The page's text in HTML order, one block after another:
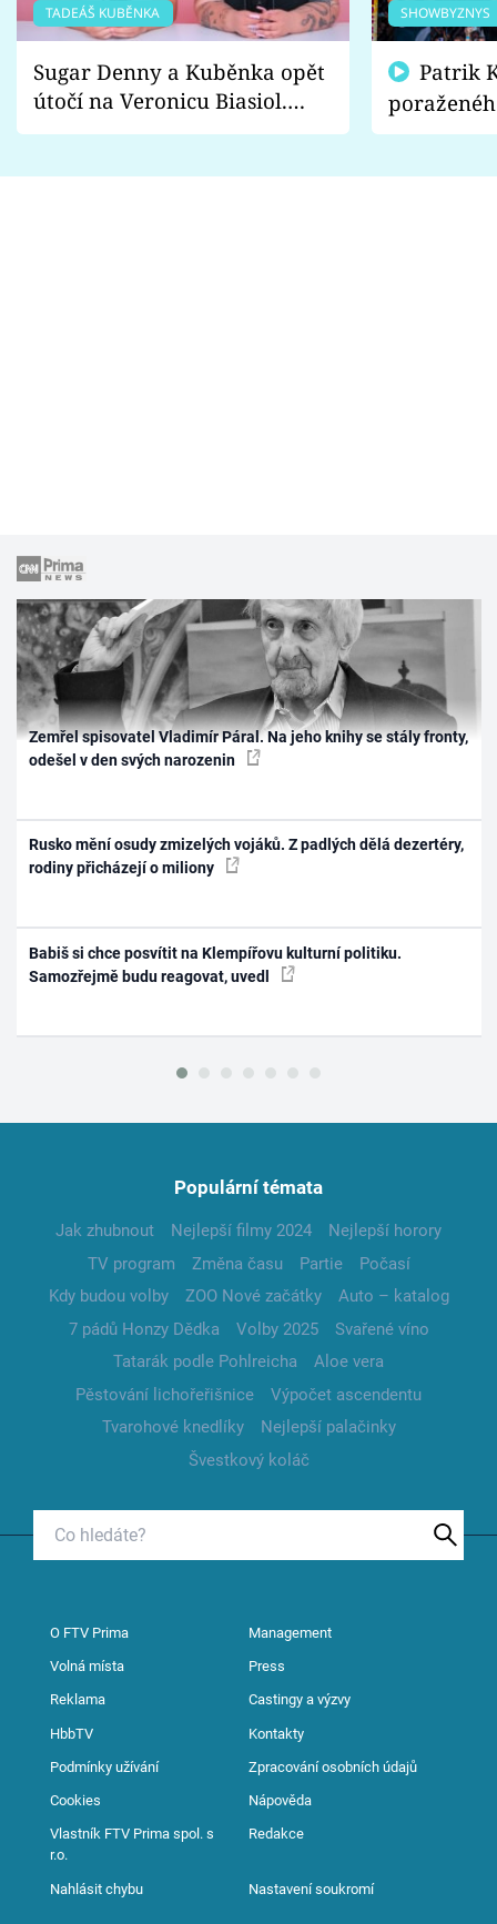
TADEÁŠ KUBĚNKA
Sugar Denny a Kuběnka opět
útočí na Veronicu Biasiol.
Proč je podle nich falešná a
SHOWBYZNYS
fanoušci
Zemřel spisovatel Vladimír Páral. Na jeho knihy se stály fronty,
odešel v den svých narozenin
Rusko mění osudy zmizelých vojáků. Z padlých dělá dezertéry,
rodiny přicházejí o miliony
Babiš si chce posvítit na Klempířovu kulturní politiku.
Samozřejmě budu reagovat, uvedl
Populární témata
Jak zhubnout Nejlepší filmy 2024
Nejlepší horory
TV program
Změna času Partie
Počasí
Kdy budou volby
ZOO Nové začátky
Auto – katalog
7 pádů Honzy Dědka
Volby 2025
Svařené víno
Tatarák podle Pohlreicha
Aloe vera
Pěstování lichořeřišnice
Výpočet ascendentu
Tvarohové knedlíky
Nejlepší palačinky
Švestkový koláč
O FTV Prima Management
Volná místa Press
Reklama Castingy a výzvy
HbbTV Kontakty
Podmínky užívání Zpracování osobních údajů
Cookies Nápověda
Vlastník FTV Prima spol. s
r.o.
Redakce
Nahlásit chybu Nastavení soukromí